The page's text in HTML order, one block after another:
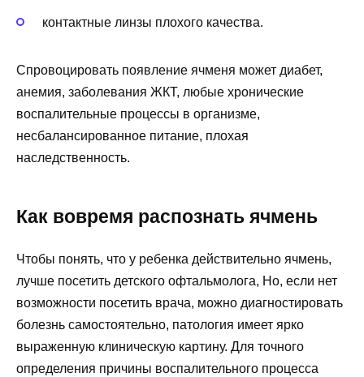
контактные линзы плохого качества.
Спровоцировать появление ячменя может диабет,
анемия, заболевания ЖКТ, любые хронические
воспалительные процессы в организме,
несбалансированное питание, плохая
наследственность.
Как вовремя распознать ячмень
Чтобы понять, что у ребенка действительно ячмень,
лучше посетить детского офтальмолога, Но, если нет
возможности посетить врача, можно диагностировать
болезнь самостоятельно, патология имеет ярко
выраженную клиническую картину. Для точного
определения причины воспалительного процесса